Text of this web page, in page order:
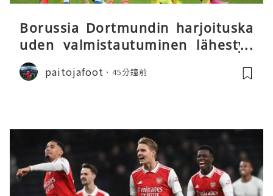
Borussia Dortmundin harjoituska
uden valmistautuminen lähestyy
päätöstään
paitojafoot 45分鐘前